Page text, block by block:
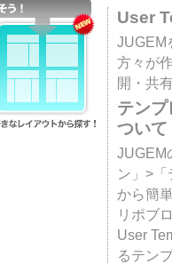
User
JUGEM
方々が
開・共
テン
ついて
JUGEM
ン」>
から簡
リポブ
User
るテン